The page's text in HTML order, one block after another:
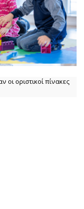
οριστικοί πίνακες